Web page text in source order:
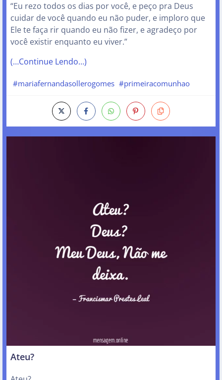
“Eu rezo todos os dias por você, e peço pra Deus
cuidar de você quando eu não puder, e imploro que
Ele te faça rir quando eu não fizer, e agradeço por
você existir enquanto eu viver.”
(…Continue Lendo…)
#mariafernandasollerogomes #primeiracomunhao
Ateu?